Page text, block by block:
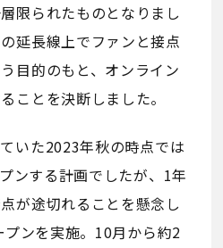
限られたものとなりまし
延長線上でファンと接点
目的のもと、オンライン
ことを決断しました。
いた2023年秋の時点では
ンする計画でしたが、1年
が途切れることを懸念し
ンを実施。10月から約2